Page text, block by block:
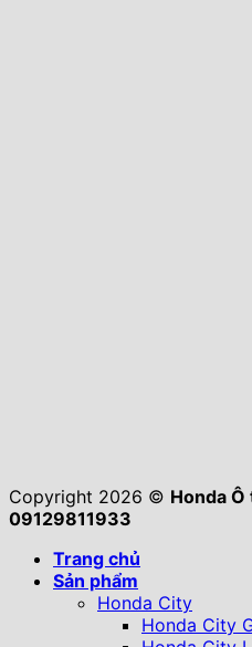
Copyright 2026 © Honda
09129811933
Trang chủ
Sản phẩm
Honda City
Honda City